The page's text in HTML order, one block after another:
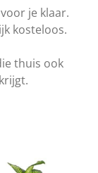
je klaar.
kosteloos.
thuis ook